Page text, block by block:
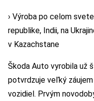
› Výroba po celom
republike, Indii, na
v Kazachstane
Škoda Auto vyrobila už
potvrdzuje veľký
vozidiel. Prvým